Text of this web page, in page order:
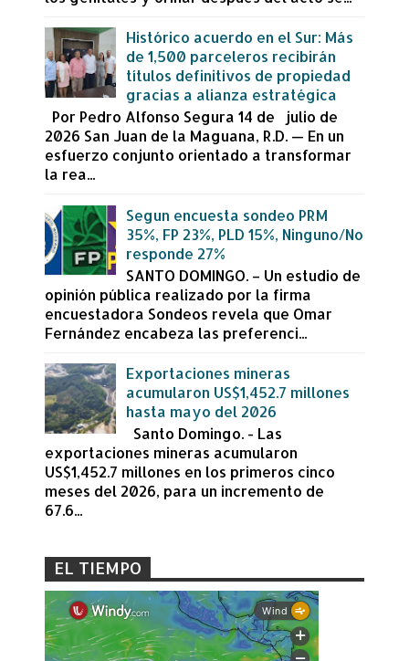
Histórico acuerdo en el Sur: Más
de 1,500 parceleros recibirán
títulos definitivos de propiedad
gracias a alianza estratégica
Por Pedro Alfonso Segura 14 de julio de
2026 San Juan de la Maguana, R.D. — En un
esfuerzo conjunto orientado a transformar
la rea...
Segun encuesta sondeo PRM
35%, FP 23%, PLD 15%, Ninguno/No
responde 27%
SANTO DOMINGO. – Un estudio de
opinión pública realizado por la firma
encuestadora Sondeos revela que Omar
Fernández encabeza las preferenci...
Exportaciones mineras
acumularon US$1,452.7 millones
hasta mayo del 2026
Santo Domingo. - Las
exportaciones mineras acumularon
US$1,452.7 millones en los primeros cinco
meses del 2026, para un incremento de
67.6...
EL TIEMPO